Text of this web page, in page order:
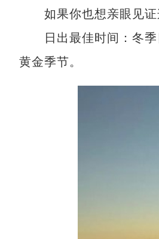
如果你也想亲眼见证
日出最佳时间：冬季
黄金季节。